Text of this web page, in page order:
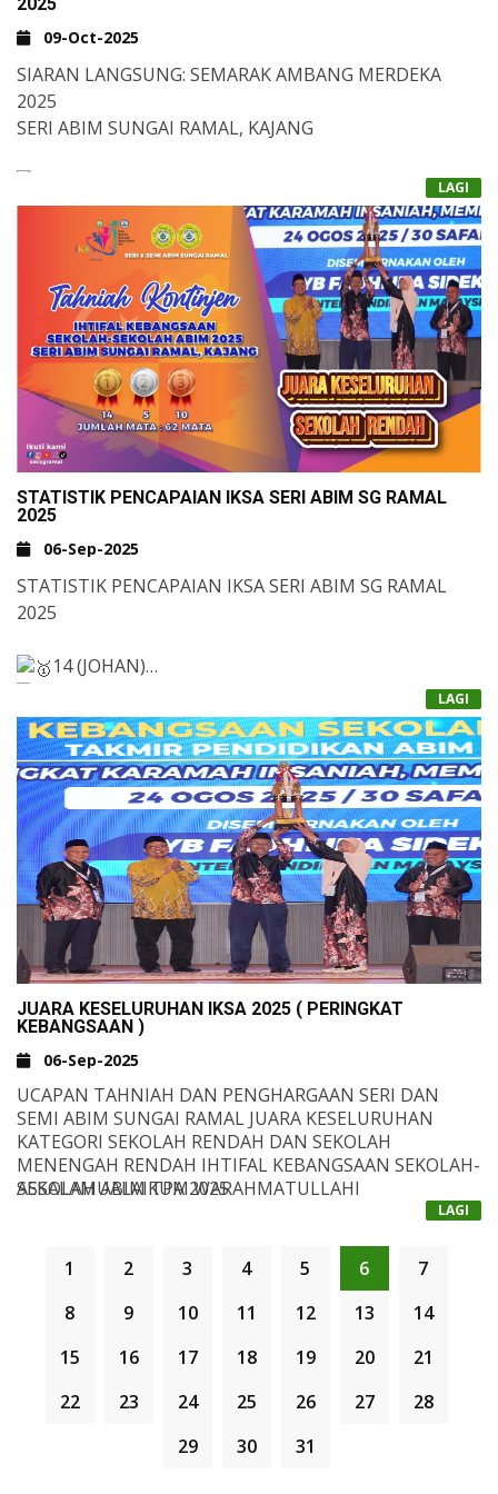
09-Oct-2025
SIARAN LANGSUNG: SEMARAK AMBANG MERDEKA
2025
SERI ABIM SUNGAI RAMAL, KAJANG
&NBSP;MASA: 8.30 PAGI
ANTARA MENARIK：
- PENYAMPAIAH HADIAH PERTANDINGAN BULAN
KEBANGSAAN
- TAYANGAN VIDEO PESERTA 'MALAYSIA DI MATA
SAYA'
KLIK LINKUNTUK SIARAN LANGSUNG PROGRAM.
LAGI
STATISTIK PENCAPAIAN IKSA SERI ABIM SG RAMAL
2025
06-Sep-2025
STATISTIK PENCAPAIAN IKSA SERI ABIM SG RAMAL
2025
14 (JOHAN)
10 (KETIGA)
JUMLAH MATA : 62 MATA
KEPUTUSAN KESELURUHAN IKSA XXIVV 2025
KELANTAN KATEGORI SEKOLAH RENDAH
JOHAN KESELURUHAN : SERI SUNGAI RAMAL (62
MATA)
NAIB JOHAN KESELURUHAN : SERI ALOR SETAR (42
KETIGA KESELURUHAN : SRI SEREMBAN (32 MATA)
LAGI
JUARA KESELURUHAN IKSA 2025 ( PERINGKAT
KEBANGSAAN )
06-Sep-2025
UCAPAN TAHNIAH DAN PENGHARGAAN SERI DAN
SEMI ABIM SUNGAI RAMAL JUARA KESELURUHAN
KATEGORI SEKOLAH RENDAH DAN SEKOLAH
MENENGAH RENDAH IHTIFAL KEBANGSAAN SEKOLAH-
SEKOLAH ABIM TPA 2025
ASSALAMUALAIKUM WARAHMATULLAHI
SAYA INGIN MERAKAMKAN TAHNIAH DAN
PENGHARGAAN YANG TIDAK TERHINGGA KEPADA
SELURUH GURU DAN MURID2 SEKOLAH RENDAH
ABIM (SEMI) ATAS KEJAYAAN GILANG-GEMILANG
KEBANGSAAN SEKOLAH-SEKOLAH ABIM KALI KE-XXIV,
BUKANLAH SUATU YANG MUDAH. TETAPI TELAH
MELAKSANAKANNYA.
PENGORBANAN DAN DEDIKASI GURU-GURU SEMUA
LAGI
1 2 3 4 5 6
7
8
9 10 11 12 13
14
15
16 17 18 19 20
21
22
23 24 25 26 27
28
29
30 31